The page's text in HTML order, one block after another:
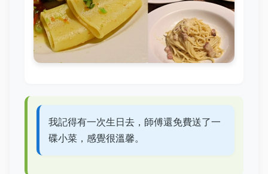
我記得有一次生日去，師傅還免費送了一
碟小菜，感覺很溫馨。